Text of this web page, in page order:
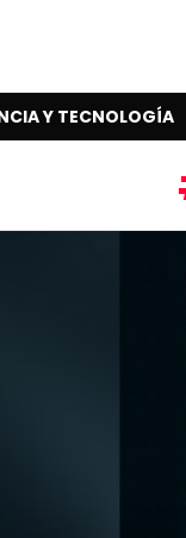
Y TECNOLOGÍA